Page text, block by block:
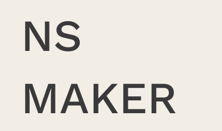
NS
MAKER